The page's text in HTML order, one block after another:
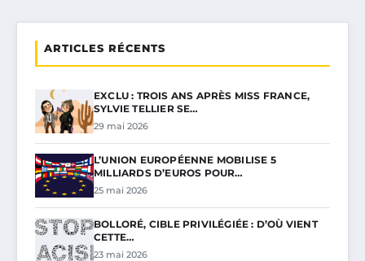
ARTICLES RÉCENTS
EXCLU : TROIS ANS APRÈS MISS FRANCE,
SYLVIE TELLIER SE…
29 mai 2026
L’UNION EUROPÉENNE MOBILISE 5
MILLIARDS D’EUROS POUR…
25 mai 2026
BOLLORÉ, CIBLE PRIVILÉGIÉE : D’OÙ VIENT
CETTE…
23 mai 2026